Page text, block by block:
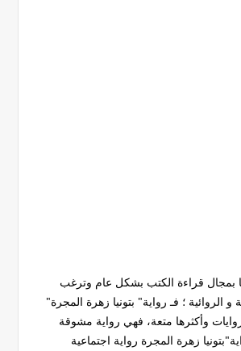
بمجال قراءة الكتب بشكل عام وترغب
و الروائية ؛ فـ رواية" بتونيا زهرة المجرة"
وأكثرها متعة، فهي رواية مشوقة
زهرة المجرة رواية اجتماعية